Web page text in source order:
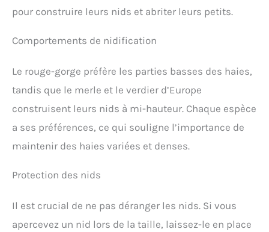
pour construire leurs nids et abriter leurs petits.
Comportements de nidification
Le rouge-gorge préfère les parties basses des haies,
tandis que le merle et le verdier d’Europe
construisent leurs nids à mi-hauteur. Chaque espèce
a ses préférences, ce qui souligne l’importance de
maintenir des haies variées et denses.
Protection des nids
Il est crucial de ne pas déranger les nids. Si vous
apercevez un nid lors de la taille, laissez-le en place